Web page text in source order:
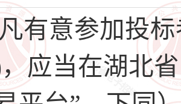
有意参加投
应当在湖北